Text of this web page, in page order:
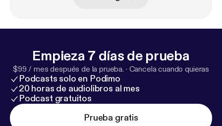
Empieza 7 días de prueba
$99 / mes después de la prueba. · Cancela cuando quieras
Podcasts solo en Podimo
20 horas de audiolibros al mes
Podcast gratuitos
Prueba gratis